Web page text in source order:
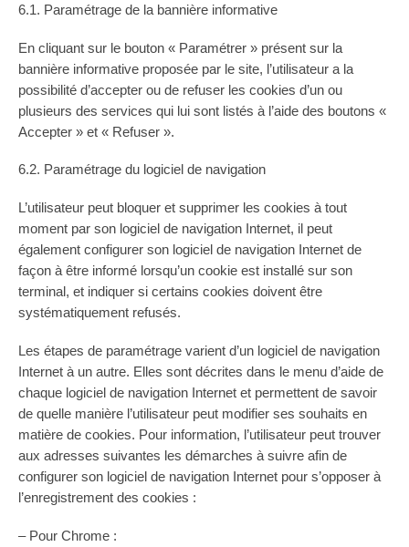
6.1. Paramétrage de la bannière informative
En cliquant sur le bouton « Paramétrer » présent sur la
bannière informative proposée par le site, l’utilisateur a la
possibilité d’accepter ou de refuser les cookies d’un ou
plusieurs des services qui lui sont listés à l’aide des boutons «
Accepter » et « Refuser ».
6.2. Paramétrage du logiciel de navigation
L’utilisateur peut bloquer et supprimer les cookies à tout
moment par son logiciel de navigation Internet, il peut
également configurer son logiciel de navigation Internet de
façon à être informé lorsqu’un cookie est installé sur son
terminal, et indiquer si certains cookies doivent être
systématiquement refusés.
Les étapes de paramétrage varient d’un logiciel de navigation
Internet à un autre. Elles sont décrites dans le menu d’aide de
chaque logiciel de navigation Internet et permettent de savoir
de quelle manière l’utilisateur peut modifier ses souhaits en
matière de cookies. Pour information, l’utilisateur peut trouver
aux adresses suivantes les démarches à suivre afin de
configurer son logiciel de navigation Internet pour s’opposer à
l’enregistrement des cookies :
– Pour Chrome :